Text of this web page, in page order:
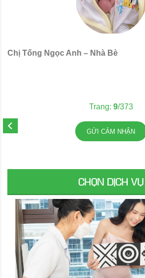
Chị Tống Ngọc Anh – Nhà Bè
Trang: 9/373
GỬI CẢM NHẬN
CHỌN DỊCH VỤ